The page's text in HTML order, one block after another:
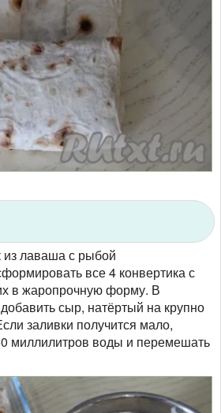
из лаваша с рыбой
все 4 конвертика с
в жаропрочную форму. В
сыр, натёртый на крупно
заливки получится мало,
миллилитров воды и перемешать